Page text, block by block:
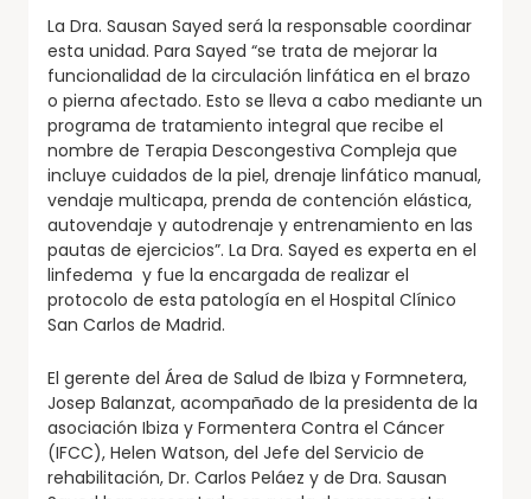
La Dra. Sausan Sayed será la responsable coordinar
esta unidad. Para Sayed “se trata de mejorar la
funcionalidad de la circulación linfática en el brazo
o pierna afectado. Esto se lleva a cabo mediante un
programa de tratamiento integral que recibe el
nombre de Terapia Descongestiva Compleja que
incluye cuidados de la piel, drenaje linfático manual,
vendaje multicapa, prenda de contención elástica,
autovendaje y autodrenaje y entrenamiento en las
pautas de ejercicios”. La Dra. Sayed es experta en el
linfedema y fue la encargada de realizar el
protocolo de esta patología en el Hospital Clínico
San Carlos de Madrid.
El gerente del Área de Salud de Ibiza y Formnetera,
Josep Balanzat, acompañado de la presidenta de la
asociación Ibiza y Formentera Contra el Cáncer
(IFCC), Helen Watson, del Jefe del Servicio de
rehabilitación, Dr. Carlos Peláez y de Dra. Sausan